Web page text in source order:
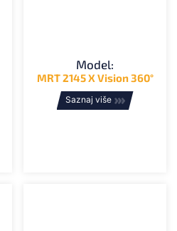
Model:
MRT 2145 X Vision 360°
Saznaj više